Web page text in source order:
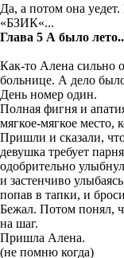
Да, а потом она
«БЗИК«...
Глава 5 А было
Как-то Алена сильно
больнице. А дело бы
День номер один.
Полная фигня и
мягкое-мягкое место,
Пришли и сказали,
девушка требует
одобрительно ул
и застенчиво
попав в тапки, и
Бежал. Потом понял,
на шаг.
Пришла Алена.
(не помню когда)